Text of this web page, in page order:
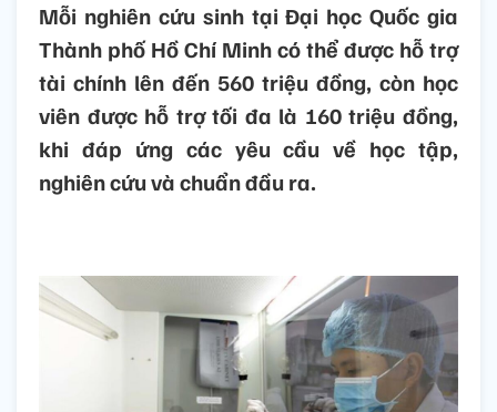
Mỗi nghiên cứu sinh tại Đại học Quốc gia
Thành phố Hồ Chí Minh có thể được hỗ trợ
tài chính lên đến 560 triệu đồng, còn học
viên được hỗ trợ tối đa là 160 triệu đồng,
khi đáp ứng các yêu cầu về học tập,
nghiên cứu và chuẩn đầu ra.